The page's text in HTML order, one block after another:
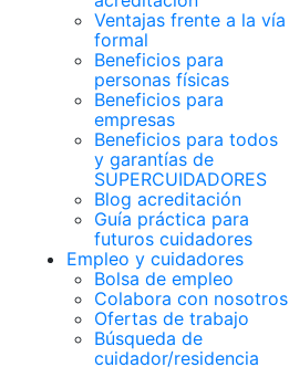
Ventajas frente a la vía
formal
Beneficios para
personas físicas
Beneficios para
empresas
Beneficios para todos
y garantías de
SUPERCUIDADORES
Blog acreditación
Guía práctica para
futuros cuidadores
Empleo y cuidadores
Bolsa de empleo
Colabora con nosotros
Ofertas de trabajo
Búsqueda de
cuidador/residencia